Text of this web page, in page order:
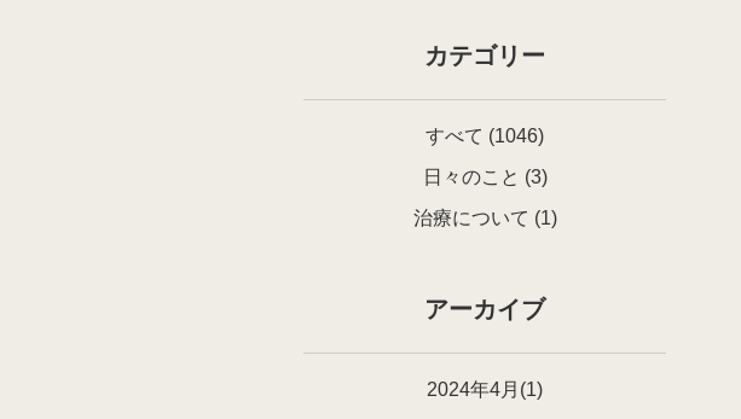
カテゴリー
すべて (1046)
日々のこと (3)
治療について (1)
アーカイブ
2024年4月(1)